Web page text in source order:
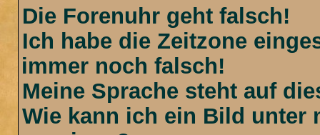
Die Forenuhr geht falsch!
Ich habe die Zeitzone
immer noch falsch!
Meine Sprache steht auf
Wie kann ich ein Bild unter